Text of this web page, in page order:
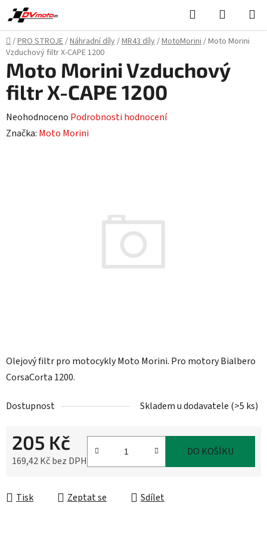
Přejít
na
obsah
Hledat
KOŠÍK
Domů
/PRO STROJE/Náhradní díly/MR43 díly/MotoMorini/Moto Morini
Vzduchový filtr X-CAPE 1200
Olejový filtr pro motocykly Moto Morini. Pro motory Bialbero
CorsaCorta 1200.
Dostupnost Skladem u dodavatele (>5 ks)
205 Kč
169,42 Kč bez DPH
DO KOŠÍKU
Tisk Zeptat se Sdílet
Moto Morini Vzduchový
filtr X-CAPE 1200
Průměrné
hodnocení
Neohodnoceno Podrobnosti hodnocení
Značka: Moto Morini